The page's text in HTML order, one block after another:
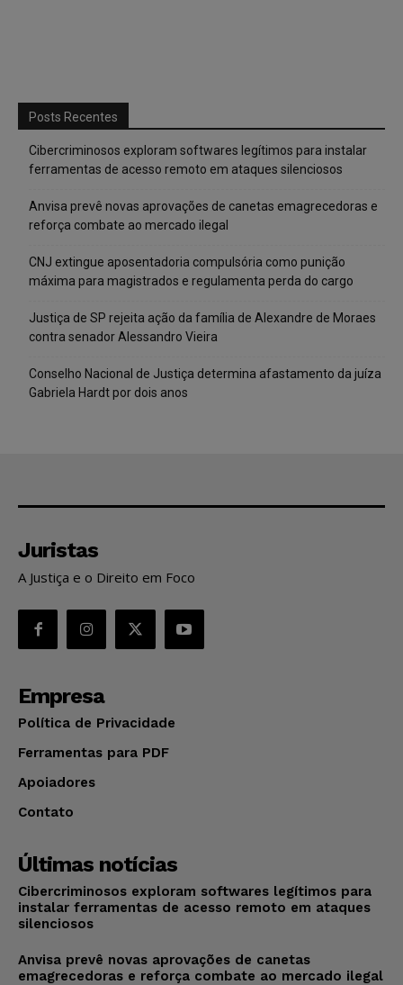
Posts Recentes
Cibercriminosos exploram softwares legítimos para instalar
ferramentas de acesso remoto em ataques silenciosos
Anvisa prevê novas aprovações de canetas emagrecedoras e
reforça combate ao mercado ilegal
CNJ extingue aposentadoria compulsória como punição
máxima para magistrados e regulamenta perda do cargo
Justiça de SP rejeita ação da família de Alexandre de Moraes
contra senador Alessandro Vieira
Conselho Nacional de Justiça determina afastamento da juíza
Gabriela Hardt por dois anos
Juristas
A Justiça e o Direito em Foco
Empresa
Política de Privacidade
Ferramentas para PDF
Apoiadores
Contato
Últimas notícias
Cibercriminosos exploram softwares legítimos para
instalar ferramentas de acesso remoto em ataques
silenciosos
Anvisa prevê novas aprovações de canetas
emagrecedoras e reforça combate ao mercado ilegal